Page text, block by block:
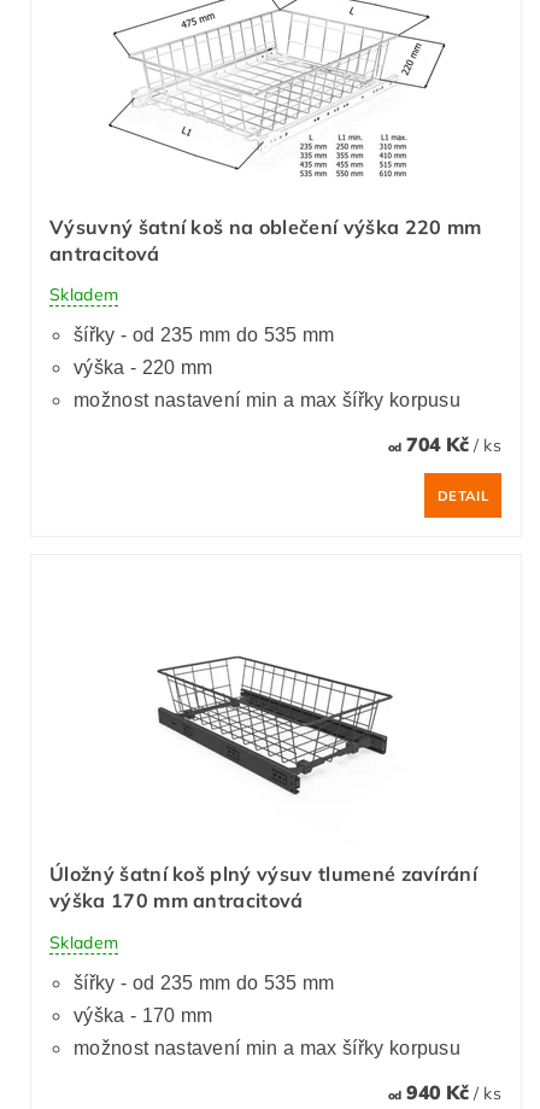
Výsuvný šatní koš na oblečení výška 220 mm
antracitová
Skladem
šířky - od 235 mm do 535 mm
výška - 220 mm
možnost nastavení min a max šířky korpusu
od704 Kč / ks
DETAIL
Úložný šatní koš plný výsuv tlumené zavírání
výška 170 mm antracitová
Skladem
šířky - od 235 mm do 535 mm
výška - 170 mm
možnost nastavení min a max šířky korpusu
od940 Kč / ks